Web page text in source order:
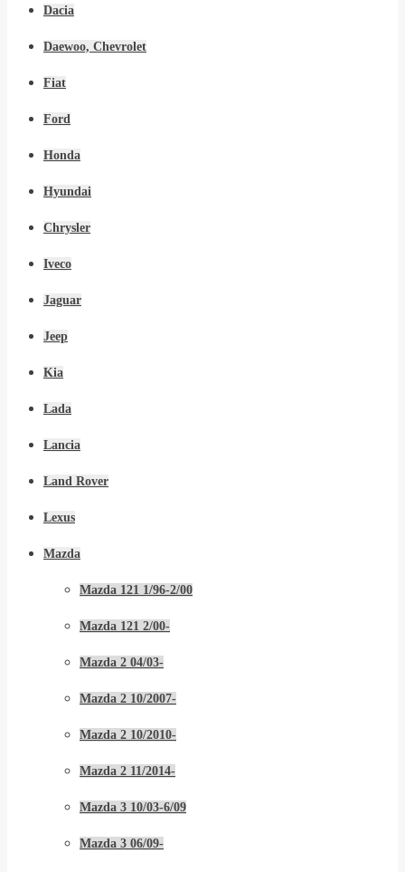
Dacia
Daewoo, Chevrolet
Fiat
Ford
Honda
Hyundai
Chrysler
Iveco
Jaguar
Jeep
Kia
Lada
Lancia
Land Rover
Lexus
Mazda
Mazda 121 1/96-2/00
Mazda 121 2/00-
Mazda 2 04/03-
Mazda 2 10/2007-
Mazda 2 10/2010-
Mazda 2 11/2014-
Mazda 3 10/03-6/09
Mazda 3 06/09-